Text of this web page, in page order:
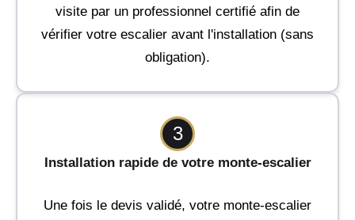
visite par un professionnel certifié afin de
vérifier votre escalier avant l'installation (sans
obligation).
3
Installation rapide de votre monte-escalier
Une fois le devis validé, votre monte-escalier